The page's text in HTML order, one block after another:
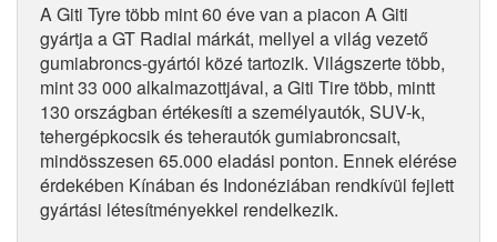
A Giti Tyre több mint 60 éve van a piacon A Giti
gyártja a GT Radial márkát, mellyel a világ vezető
gumiabroncs-gyártói közé tartozik. Világszerte több,
mint 33 000 alkalmazottjával, a Giti Tire több, mintt
130 országban értékesíti a személyautók, SUV-k,
tehergépkocsik és teherautók gumiabroncsait,
mindösszesen 65.000 eladási ponton. Ennek elérése
érdekében Kínában és Indonéziában rendkívül fejlett
gyártási létesítményekkel rendelkezik.